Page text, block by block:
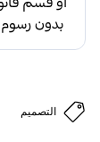
التصميم